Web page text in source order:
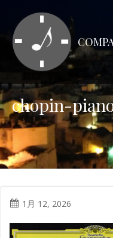
chopin-
1月 12, 2026